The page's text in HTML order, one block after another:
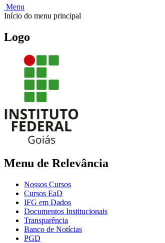
Menu
Início do menu principal
Logo
Menu de Relevância
Nossos Cursos
Cursos EaD
IFG em Dados
Documentos Institucionais
Transparência
Banco de Notícias
PGD